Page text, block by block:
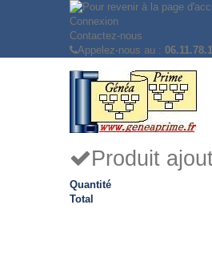
Connexion
Contactez-nous
Appelez-nous au :
Produit
Quantité
Total